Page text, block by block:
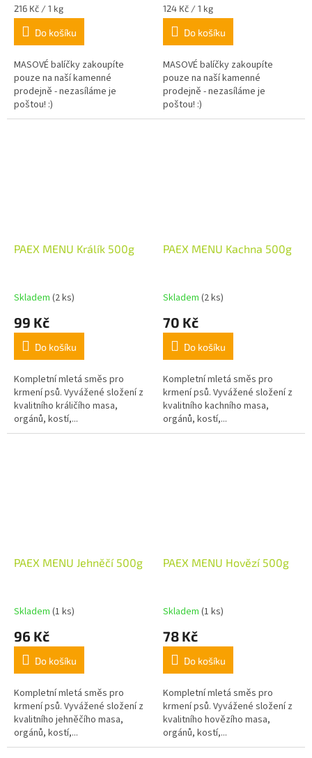
Měrná
cena:
216 Kč / 1 kg
Do košíku
MASOVÉ balíčky zakoupíte
pouze na naší kamenné
prodejně - nezasíláme je
poštou! :)
Měrná
cena:
124 Kč / 1 kg
Do košíku
MASOVÉ balíčky zakoupíte
pouze na naší kamenné
prodejně - nezasíláme je
poštou! :)
PAEX MENU Králík 500g
Skladem (2 ks)
99 Kč
Do košíku
Kompletní mletá směs pro
krmení psů. Vyvážené složení z
kvalitního králičího masa,
orgánů, kostí,...
PAEX MENU Kachna 500g
Skladem (2 ks)
70 Kč
Do košíku
Kompletní mletá směs pro
krmení psů. Vyvážené složení z
kvalitního kachního masa,
orgánů, kostí,...
PAEX MENU Jehněčí 500g
Skladem (1 ks)
96 Kč
Do košíku
Kompletní mletá směs pro
krmení psů. Vyvážené složení z
kvalitního jehněčího masa,
orgánů, kostí,...
PAEX MENU Hovězí 500g
Skladem (1 ks)
78 Kč
Do košíku
Kompletní mletá směs pro
krmení psů. Vyvážené složení z
kvalitního hovězího masa,
orgánů, kostí,...